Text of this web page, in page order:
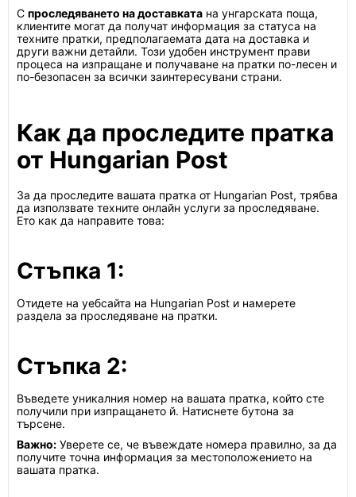
С проследяването на доставката на унгарската поща,
клиентите могат да получат информация за статуса на
техните пратки, предполагаемата дата на доставка и
други важни детайли. Този удобен инструмент прави
процеса на изпращане и получаване на пратки по-лесен и
по-безопасен за всички заинтересувани страни.
Как да проследите пратка
от Hungarian Post
За да проследите вашата пратка от Hungarian Post, трябва
да използвате техните онлайн услуги за проследяване.
Ето как да направите това:
Стъпка 1:
Отидете на уебсайта на Hungarian Post и намерете
раздела за проследяване на пратки.
Стъпка 2:
Въведете уникалния номер на вашата пратка, който сте
получили при изпращането й. Натиснете бутона за
търсене.
Важно: Уверете се, че въвеждате номера правилно, за да
получите точна информация за местоположението на
вашата пратка.